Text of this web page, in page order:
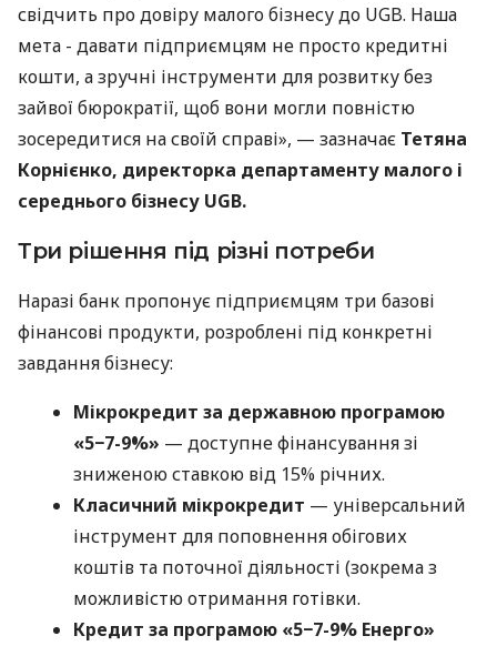
свідчить про довіру малого бізнесу до UGB. Наша
мета - давати підприємцям не просто кредитні
кошти, а зручні інструменти для розвитку без
зайвої бюрократії, щоб вони могли повністю
зосередитися на своїй справі», — зазначає Тетяна
Корнієнко, директорка департаменту малого і
середнього бізнесу UGB.
Три рішення під різні потреби
Наразі банк пропонує підприємцям три базові
фінансові продукти, розроблені під конкретні
завдання бізнесу:
Мікрокредит за державною програмою
«5−7-9%» — доступне фінансування зі
зниженою ставкою від 15% річних.
Класичний мікрокредит — універсальний
інструмент для поповнення обігових
коштів та поточної діяльності (зокрема з
можливістю отримання готівки.
Кредит за програмою «5−7-9% Енерго»